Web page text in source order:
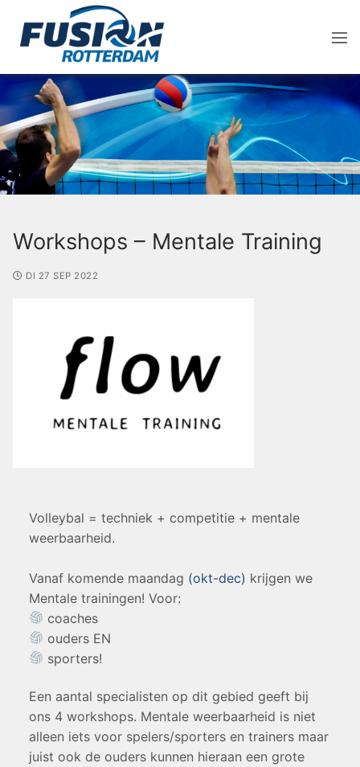
Workshops – Mentale Training
DI 27 SEP 2022
Volleybal = techniek + competitie + mentale
weerbaarheid.
Vanaf komende maandag (okt-dec) krijgen we
Mentale trainingen! Voor:
coaches
ouders EN
sporters!
Een aantal specialisten op dit gebied geeft bij
ons 4 workshops. Mentale weerbaarheid is niet
alleen iets voor spelers/sporters en trainers maar
juist ook de ouders kunnen hieraan een grote